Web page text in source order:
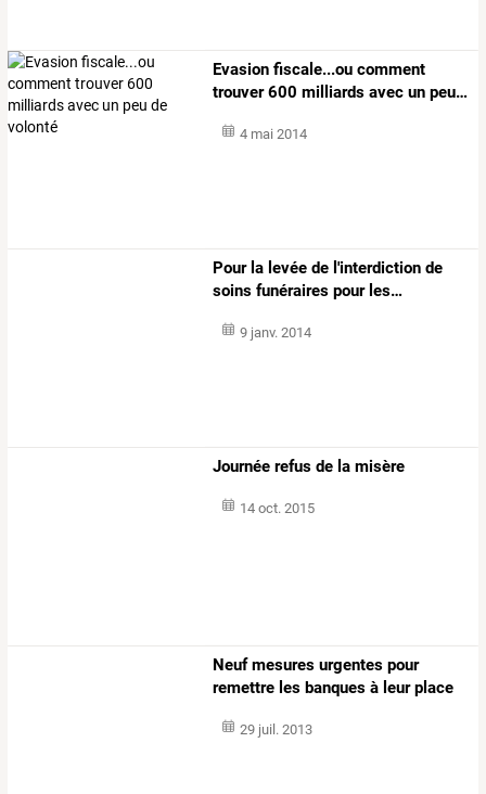
Evasion fiscale...ou comment
trouver600 milliards avec un peu…
4 mai 2014
Pourla levée de l'interdiction de
soins funéraires pourles…
9 janv. 2014
Journée refus de la misère
14 oct. 2015
Neuf mesures urgentes pour
remettre les banques à leur place
29 juil. 2013